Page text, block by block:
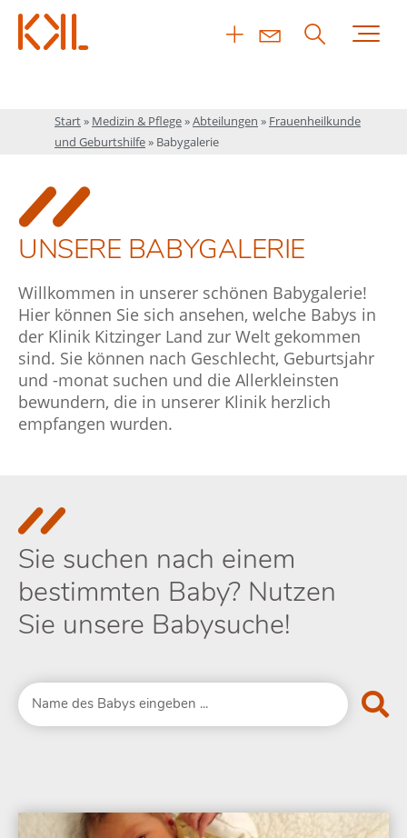
Start» Medizin & Pflege»Abteilungen » Frauenheilkunde
und Geburtshilfe» Babygalerie
UNSERE BABYGALERIE
Willkommen in unserer schönen Babygalerie!
Hier können Sie sich ansehen, welche Babys in
der Klinik Kitzinger Land zur Welt gekommen
sind. Sie können nach Geschlecht, Geburtsjahr
und -monat suchen und die Allerkleinsten
bewundern, die in unserer Klinik herzlich
empfangen wurden.
Sie suchen nach einem
bestimmten Baby? Nutzen
Sie unsere Babysuche!